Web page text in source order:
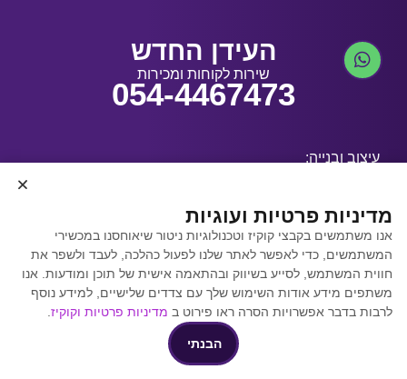
העידן החדש
שירות לקוחות ומכירות
054-4467473
עיצוב ובנייה:
קידום אתרים באמצעות
מדיניות פרטיות ועוגיות
אנו משתמשים בקבצי קוקיז וטכנולוגיות ניטור שיאוחסנו במכשירי
המשתמשים, כדי לאפשר לאתר שלנו לפעול כהלכה, לעבד ולשפר את
חווית המשתמש, לסייע בשיווק ובהתאמה אישית של תוכן ומודעות. אנו
משתפים מידע אודות השימוש שלך עם צדדים שלישיים, למידע נוסף
לרבות בדבר אפשרויות הסרה ראו פירוט ב מדיניות פרטיות וקוקיז
הבנתי